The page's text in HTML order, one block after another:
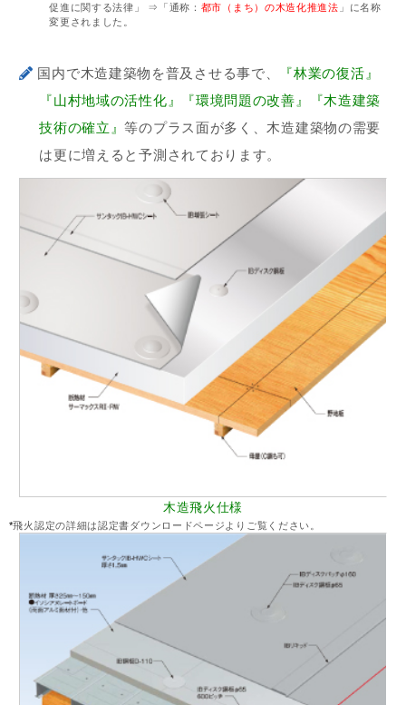
促進に関する法律」 ⇒「通称： 都市（まち）の木造化推進法 」に名称
変更されました。
国内で木造建築物を普及させる事で、
『林業の復活』
『山村地域の活性化』『環境問題の改善』『木造建築
技術の確立』等のプラス面が多く、木造建築物の需要
は更に増えると予測されております。
木造飛火仕様
飛火認定の詳細は認定書ダウンロードページよりご覧ください。